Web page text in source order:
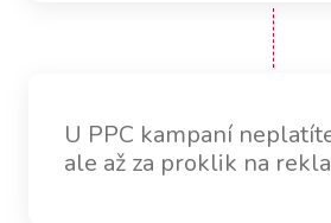
U PPC kampaní
ale až za proklik na